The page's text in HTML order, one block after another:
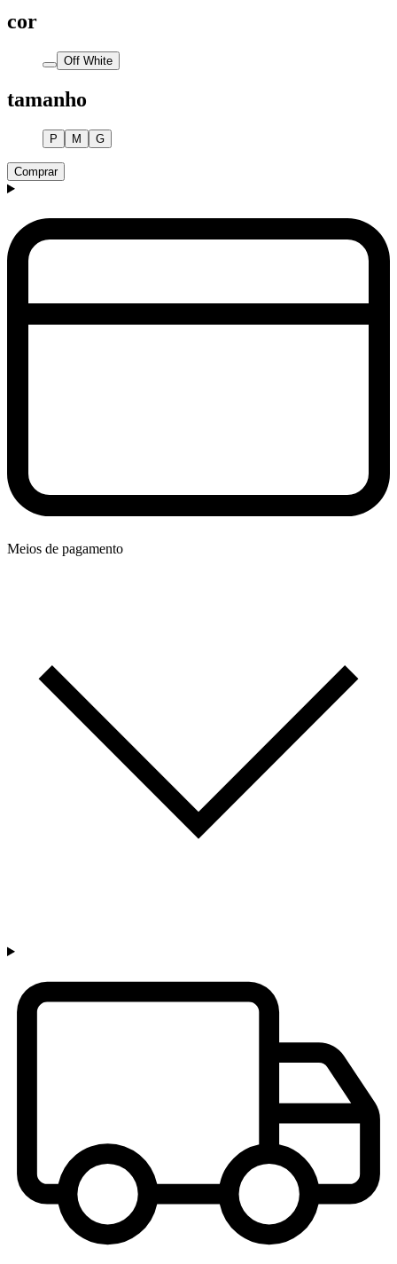
cor
Off White
tamanho
P M G
Comprar
Meios de pagamento